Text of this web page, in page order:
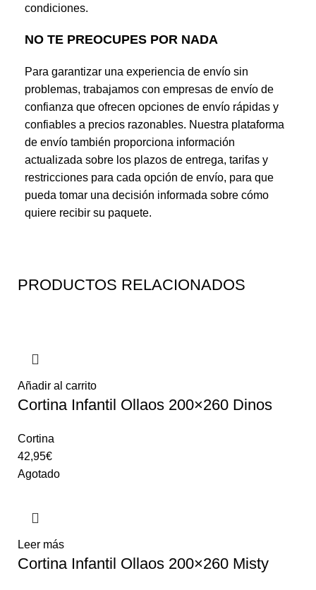
condiciones.
NO TE PREOCUPES POR NADA
Para garantizar una experiencia de envío sin
problemas, trabajamos con empresas de envío de
confianza que ofrecen opciones de envío rápidas y
confiables a precios razonables. Nuestra plataforma
de envío también proporciona información
actualizada sobre los plazos de entrega, tarifas y
restricciones para cada opción de envío, para que
pueda tomar una decisión informada sobre cómo
quiere recibir su paquete.
PRODUCTOS RELACIONADOS
Añadir al carrito
Cortina Infantil Ollaos 200×260 Dinos
Cortina
42,95€
Agotado
Leer más
Cortina Infantil Ollaos 200×260 Misty